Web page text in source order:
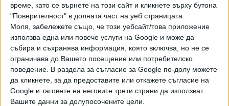
време, като се върнете на този сайт и кликнете върху бутона
"Поверителност" в долната част на уеб страницата.
Моля, забележете също, че този уебсайт/това приложение
използва една или повече услуги на Google и може да
събира и съхранява информация, която включва, но не се
ограничава до Вашето посещение или потребителско
поведение. В раздела за съгласие за Google по-долу можете
да кликнете, за да предоставите или откажете съгласие на
Google и таговете на неговите трети страни да използват
Вашите данни за долупосочените цели.
"Движение Нашият Народ".
Законът за политическита партии казва, че в срок до три
месеца от учредяването политическата партия трябва
да разполага снай-малко 2500 действителни
индивидуални членовеи да подаде заявление за
вписване в Регистъра на политическите партии при
Софийския градски съд. Регистрацията се извършва от
съда по писмена молба от органа на партията, който